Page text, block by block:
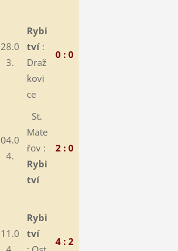
28.0
3.
Rybi
tví:
Draž
kovi
ce
0 : 0
04.0
4.
St.
Mate
řov :
Rybi
tví
2 : 0
11.0
Rybi
tví
4 : 2